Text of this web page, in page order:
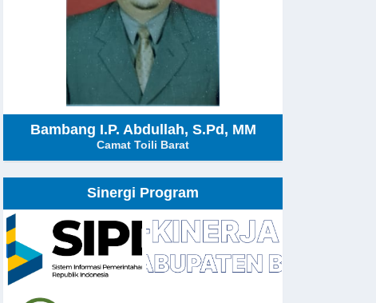
Bambang I.P. Abdullah, S.Pd, MM
Camat Toili Barat
Sinergi Program